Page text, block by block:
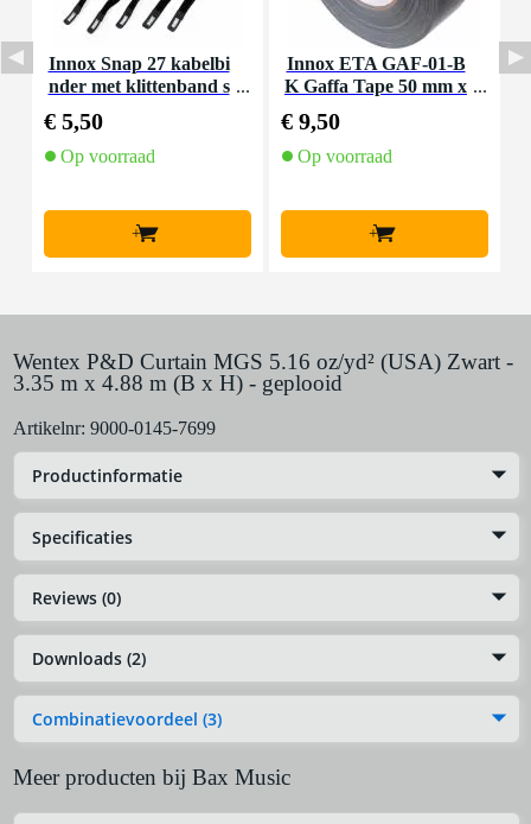
Innox Snap 27 kabelbi
nder met klittenband s
€ 5,50
Op voorraad
+
Innox ETA GAF-01-B
K Gaffa Tape 50 mm x
€ 9,50
Op voorraad
+
Wentex P&D Curtain MGS 5.16 oz/yd² (USA) Zwart -
3.35 m x 4.88 m (B x H) - geplooid
Artikelnr: 9000-0145-7699
Productinformatie
Specificaties
Reviews (0)
Downloads (2)
Combinatievoordeel (3)
Meer producten bij Bax Music